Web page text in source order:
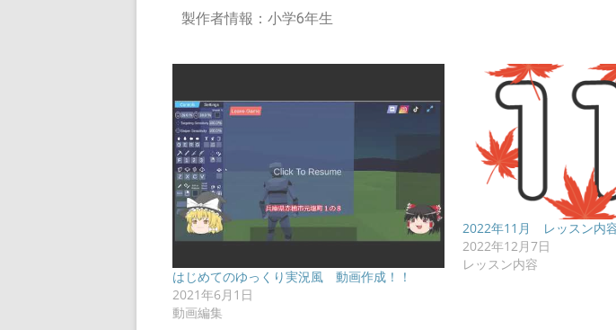
製作者情報：小学6年生
はじめてのゆっくり実況風 動画作成！！
2021年6月1日
動画編集
2022年11月 レッスン内
2022年12月7日
レッスン内容